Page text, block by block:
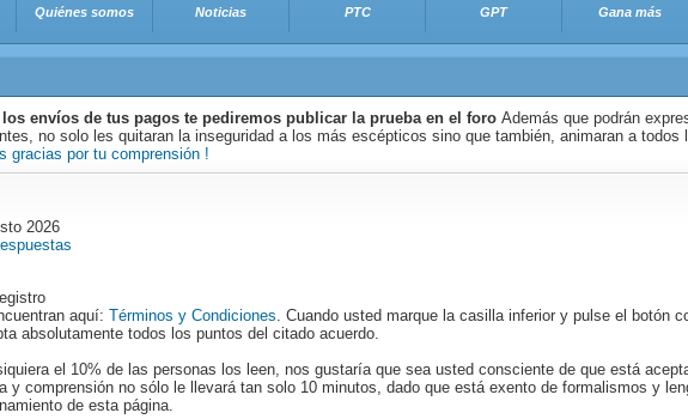
Quiénes somos Noticias PTC GPT Gana más
envíos de tus pagos te pediremos publicar la prueba en el foro Además que podrán
no solo les quitaran la inseguridad a los más escépticos sino que también, animaran a todos
gracias por tu comprensión !
2026
aquí: Términos y Condiciones. Cuando usted marque la casilla inferior y pulse el botón
absolutamente todos los puntos del citado acuerdo.
el 10% de las personas los leen, nos gustaría que sea usted consciente de que está
y comprensión no sólo le llevará tan solo 10 minutos, dado que está exento de formalismos y
de esta página.